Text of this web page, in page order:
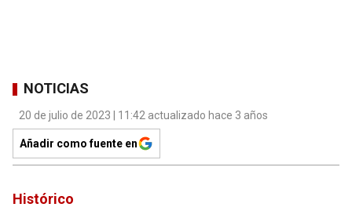
NOTICIAS
20 de julio de 2023 | 11:42 actualizado hace 3 años
Añadir como fuente en
Histórico